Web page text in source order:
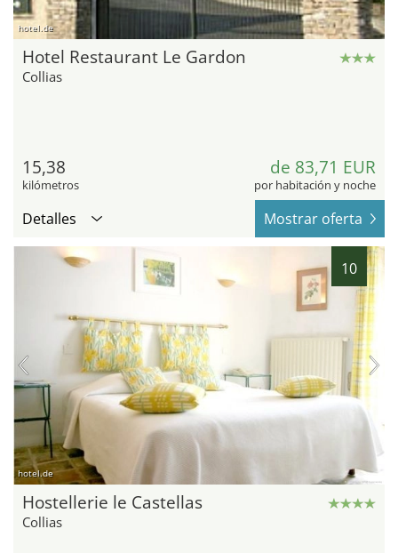
hotel.de
Hotel Restaurant Le Gardon
Collias
15,38
kilómetros
de 83,71 EUR
por habitación y noche
Detalles Mostrar oferta
10
hotel.de
Hostellerie le Castellas
Collias